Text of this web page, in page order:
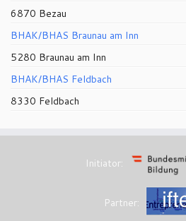
6870 Bezau
BHAK/BHAS Braunau am Inn
5280 Braunau am Inn
BHAK/BHAS Feldbach
8330 Feldbach
Initiator:
Partner: